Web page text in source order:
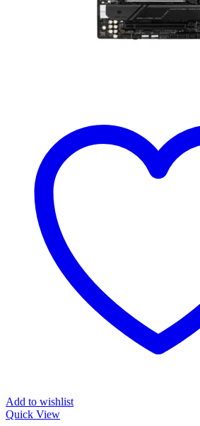
Add to wishlist
Quick View